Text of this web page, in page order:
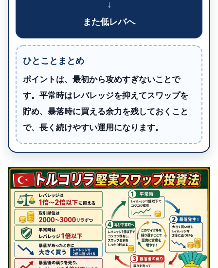
↓
また低レバへ
ひとことまとめ
ポイントは、最初から攻めすぎないことで
す。平常時はレバレッジを抑えてスワップを
貯め、暴落時に買える余力を残しておくこと
で、長く続けやすい運用になります。